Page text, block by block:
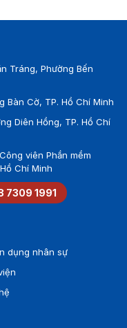
Tráng, Phường Bến
Bàn Cờ, TP. Hồ Chí Minh
Diên Hồng, TP. Hồ Chí
viên Phần mềm
Chí Minh
7309 1991
dụng nhân sự